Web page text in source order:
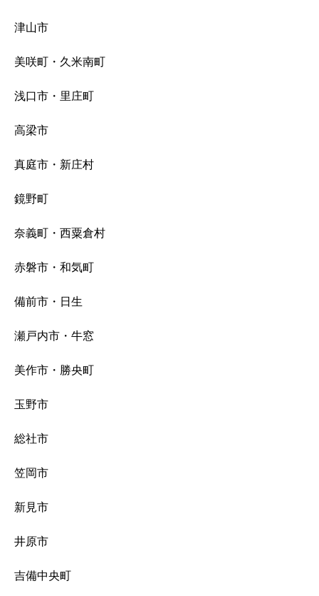
津山市
美咲町・久米南町
浅口市・里庄町
高梁市
真庭市・新庄村
鏡野町
奈義町・西粟倉村
赤磐市・和気町
備前市・日生
瀬戸内市・牛窓
美作市・勝央町
玉野市
総社市
笠岡市
新見市
井原市
吉備中央町